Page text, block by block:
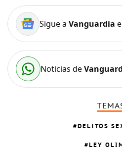
Sigue a Vanguardia
Noticias de
DELITOS
LEY